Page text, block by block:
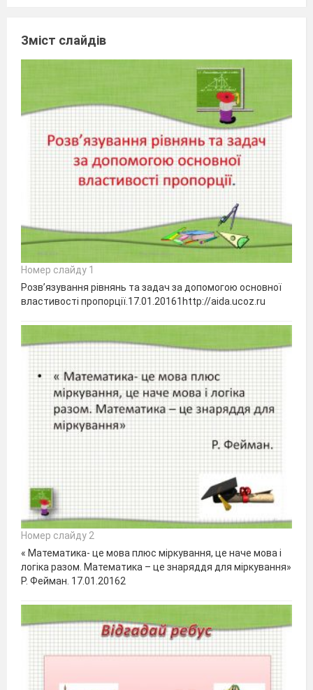
Зміст слайдів
Номер слайду 1
Розв’язування рівнянь та задач за допомогою основної
властивості пропорції.17.01.20161http://aida.ucoz.ru
Номер слайду 2
« Математика- це мова плюс міркування, це наче мова і
логіка разом. Математика – це знаряддя для міркування»
Р. Фейман. 17.01.20162